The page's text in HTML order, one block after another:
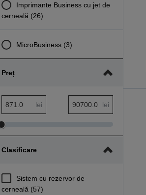
Imprimante Business cu jet de
cerneală (26)
MicroBusiness (3)
Preț
lei lei
Ajustare
minim
Ajustare
maxim
Clasificare
Sistem cu rezervor de
cerneală (57)